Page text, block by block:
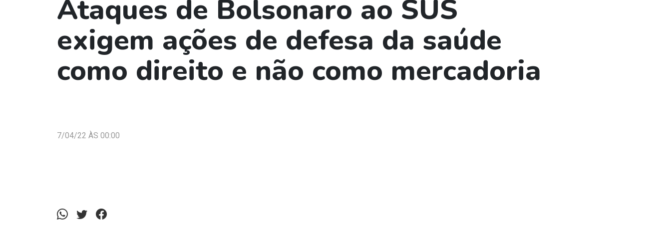
Ataques de Bolsonaro ao SUS
exigem ações de defesa da saúde
como direito e não como mercadoria
7/04/22 ÀS 00:00